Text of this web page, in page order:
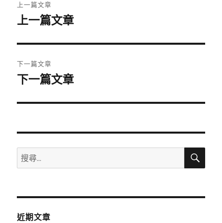
章
覽
上一篇文章
上
篇
文
章:
上一篇文章
下一篇文章
下
篇
章:
下一篇文章
搜
尋
鍵
搜
近期文章